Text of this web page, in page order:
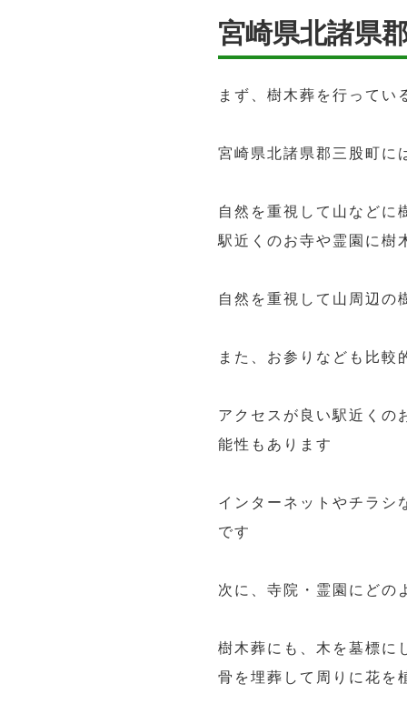
宮崎県北諸県
まず、樹木葬を行ってい
宮崎県北諸県郡三股町に
自然を重視して山などに
駅近くのお寺や霊園に樹
自然を重視して山周辺の
また、お参りなども比較
アクセスが良い駅近くの
能性もあります
インターネットやチラシ
です
次に、寺院・霊園にどの
樹木葬にも、木を墓標に
骨を埋葬して周りに花を